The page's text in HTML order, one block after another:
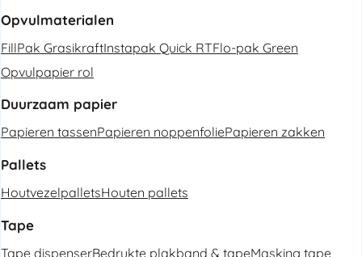
Opvulmaterialen
FillPak GrasikraftInstapak Quick RTFlo-pak Green
Opvulpapier rol
Duurzaam papier
Papieren tassenPapieren noppenfoliePapieren zakken
Pallets
HoutvezelpalletsHouten pallets
Tape
Tape dispenserBedrukte plakband & tapeMasking tape